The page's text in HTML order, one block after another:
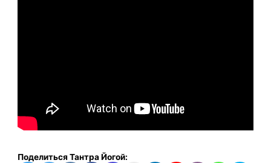
Поделиться Тантра Йогой: